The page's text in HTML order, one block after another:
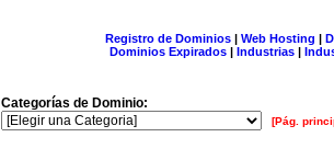
Registro de Dominios| Web Hosting |
Dominios Expirados | Industrias |
Categorías de Dominio:
[Pág.